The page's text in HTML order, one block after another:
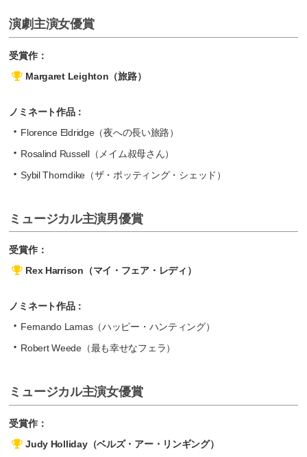
演劇主演女優賞
受賞作：
Margaret Leighton（旅路）
ノミネート作品：
Florence Eldridge（夜への長い旅路）
Rosalind Russell（メイム叔母さん）
Sybil Thorndike（ザ・ポッティング・シェッド）
ミュージカル主演男優賞
受賞作：
Rex Harrison（マイ・フェア・レディ）
ノミネート作品：
Fernando Lamas（ハッピー・ハンティング）
Robert Weede（最も幸せなフェラ）
ミュージカル主演女優賞
受賞作：
Judy Holliday（ベルズ・アー・リンギング）